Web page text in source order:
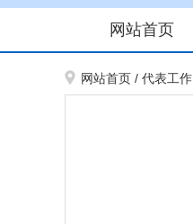
网站首页
网站首页 / 代表工作